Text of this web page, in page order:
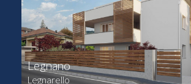
Legnano
Legnarello